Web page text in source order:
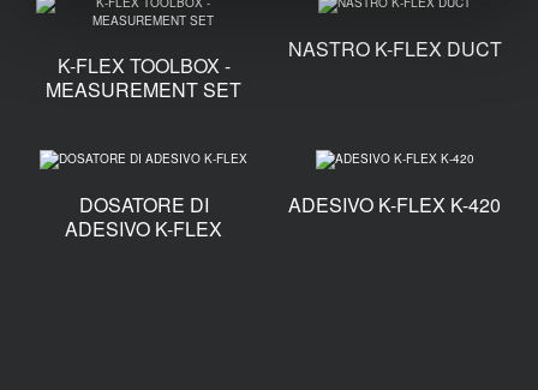
K-FLEX TOOLBOX -
MEASUREMENT SET
NASTRO K-FLEX DUCT
DOSATORE DI
ADESIVO K-FLEX
ADESIVO K-FLEX K-420